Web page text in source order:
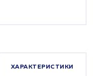
ХАРАКТЕРИСТИКИ